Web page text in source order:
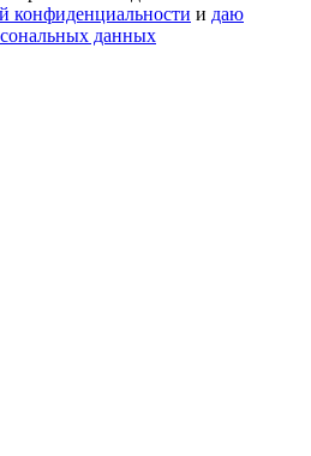
конфиденциальности и даю
данных